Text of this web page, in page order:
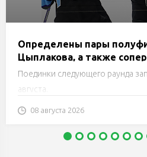
Определены пары
Цыплакова, а также
е, 9-12-е и за 13-е места
Поединки следующего раунда
августа.
08 августа 2026